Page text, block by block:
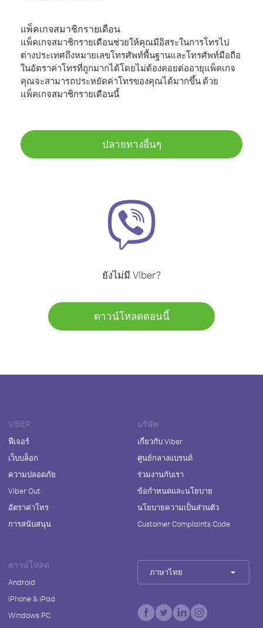
แพ็คเกจสมาชิกรายเดือน
แพ็คเกจสมาชิกรายเดือนช่วยให้คุณมีอิสระในการโทรไป
ต่างประเทศถึงหมายเลขโทรศัพท์พื้นฐานและโทรศัพท์มือถือ
ในอัตราค่าโทรที่ถูกมากได้โดยไม่ต้องคอยต่ออายุแพ็คเกจ
คุณจะสามารถประหยัดค่าโทรของคุณได้มากขึ้น ด้วย
แพ็คเกจสมาชิกรายเดือนนี้
ปลายทางอื่นๆ
ยังไม่มี Viber?
ดาวน์โหลดตอนนี้
VIBER
ฟีเจอร์
เว็บบล็อก
ความปลอดภัย
Viber Out
อัตราค่าโทร
การสนับสนุน
บริษัท
เกี่ยวกับ Viber
ศูนย์กลางแบรนด์
ร่วมงานกับเรา
ข้อกำหนดและนโยบาย
นโยบายความเป็นส่วนตัว
Customer Complaints Code
ดาวน์โหลด
Android
iPhone & iPad
Windows PC
ภาษาไทย